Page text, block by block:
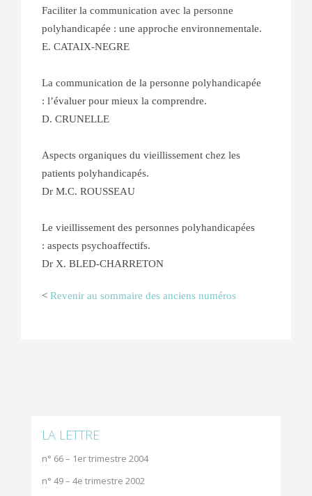
Faciliter la communication avec la personne
polyhandicapée : une approche environnementale.
E. CATAIX-NEGRE
La communication de la personne polyhandicapée
: l’évaluer pour mieux la comprendre.
D. CRUNELLE
Aspects organiques du vieillissement chez les
patients polyhandicapés.
Dr M.C. ROUSSEAU
Le vieillissement des personnes polyhandicapées
: aspects psychoaffectifs.
Dr X. BLED-CHARRETON
< Revenir au sommaire des anciens numéros
LA LETTRE
n° 66 – 1er trimestre 2004
n° 49 – 4e trimestre 2002